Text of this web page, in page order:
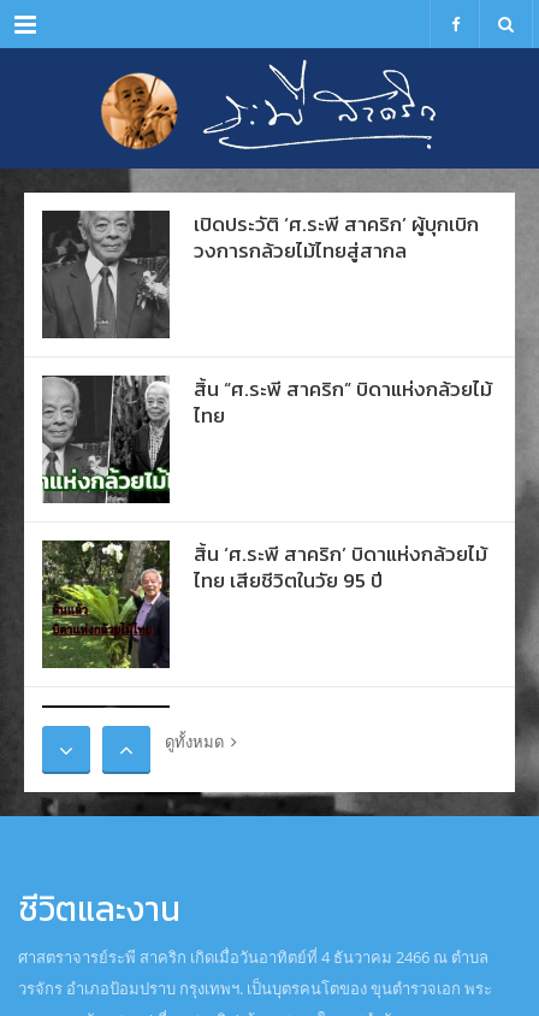
Menu
เปิดประวัติ ‘ศ.ระพี สาคริก’ ผู้บุกเบิก
วงการกล้วยไม้ไทยสู่สากล
สิ้น “ศ.ระพี สาคริก” บิดาแห่งกล้วยไม้
ไทย
สิ้น ‘ศ.ระพี สาคริก’ บิดาแห่งกล้วยไม้
ไทย เสียชีวิตในวัย 95 ปี
แผ่นดิน
ดูทั้งหมด
ชีวิตและงาน
ศาสตราจารย์ระพี สาคริก เกิดเมื่อวันอาทิตย์ที่ 4 ธันวาคม 2466 ณ ตำบล
วรจักร อำเภอป้อมปราบ กรุงเทพฯ. เป็นบุตรคนโตของ ขุนตำรวจเอก พระ